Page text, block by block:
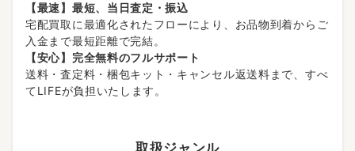
【最速】最短、当日査定・振込
宅配買取に最適化されたフローにより、お品物到着からご
入金まで最短距離で完結。
【安心】完全無料のフルサポート
送料・査定料・梱包キット・キャンセル返送料まで、すべ
てLIFEが負担いたします。
取扱ジャンル